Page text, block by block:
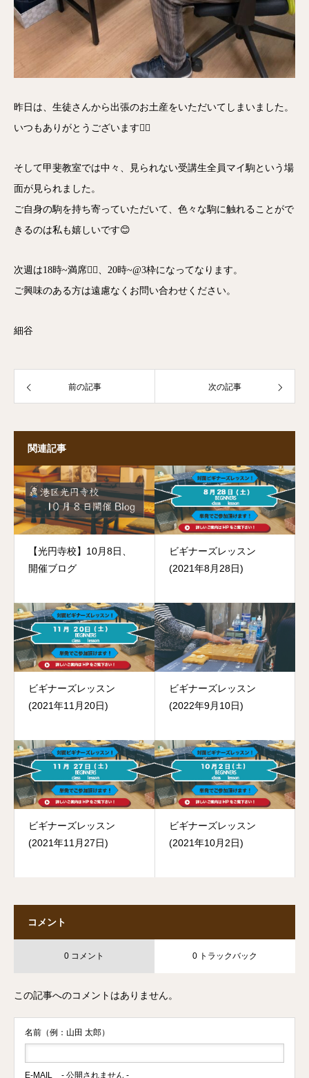
昨日は、生徒さんから出張のお土産をいただいてしまいました。
いつもありがとうございます🙇‍♂️
そして甲斐教室では中々、見られない受講生全員マイ駒という場
面が見られました。
ご自身の駒を持ち寄っていただいて、色々な駒に触れることがで
きるのは私も嬉しいです😊
次週は18時~満席🙇‍♂️、20時~@3枠になってなります。
ご興味のある方は遠慮なくお問い合わせください。
細谷
前の記事 次の記事
関連記事
【光円寺校】10月8日、
開催ブログ
ビギナーズレッスン
(2021年8月28日)
ビギナーズレッスン
(2021年11月20日)
ビギナーズレッスン
(2022年9月10日)
ビギナーズレッスン
(2021年11月27日)
ビギナーズレッスン
(2021年10月2日)
コメント
0 コメント 0 トラックバック
この記事へのコメントはありません。
名前（例：山田 太郎）
E-MAIL - 公開されません -